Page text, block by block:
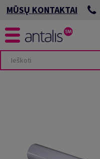
MŪSŲ KONTAKTAI